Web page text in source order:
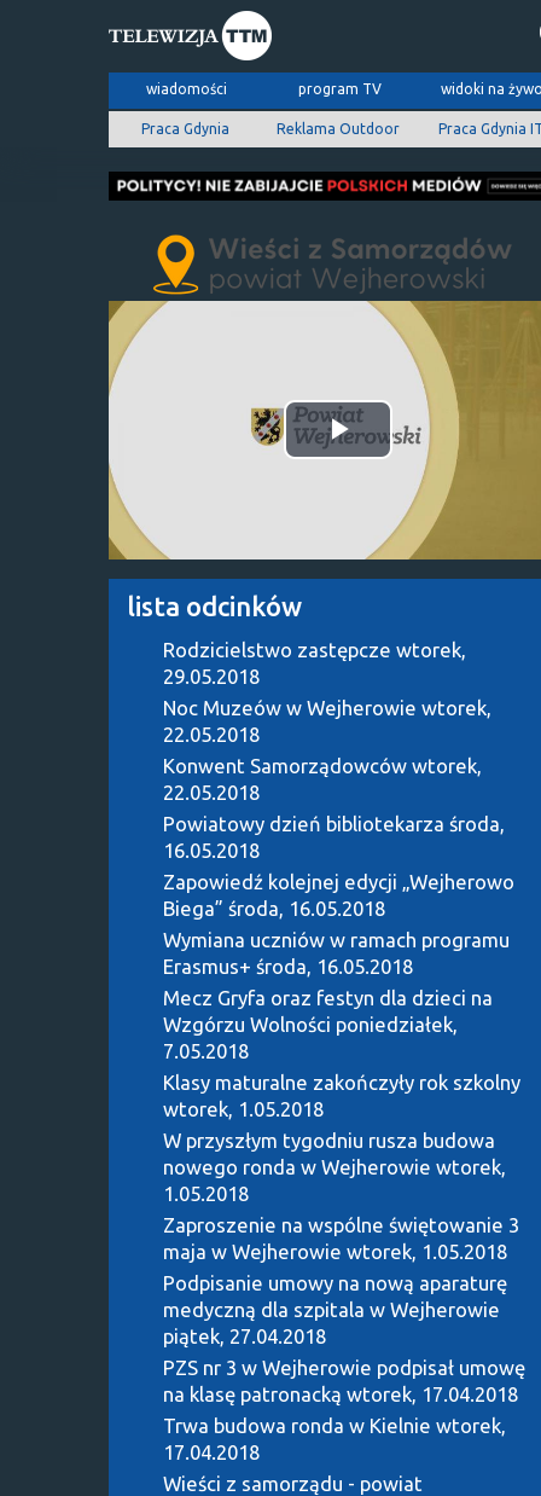
wiadomości program TV widoki na
Praca Gdynia Reklama Outdoor Praca Gdynia
Odtwórz
wideo
lista odcinków
Rodzicielstwo zastępcze wtorek,
29.05.2018
Noc Muzeów w Wejherowie wtorek,
22.05.2018
Konwent Samorządowców wtorek,
22.05.2018
Powiatowy dzień bibliotekarza środa,
16.05.2018
Zapowiedź kolejnej edycji „Wejherowo
Biega” środa, 16.05.2018
Wymiana uczniów w ramach programu
Erasmus+ środa, 16.05.2018
Mecz Gryfa oraz festyn dla dzieci na
Wzgórzu Wolności poniedziałek,
7.05.2018
Klasy maturalne zakończyły rok szkolny
wtorek, 1.05.2018
W przyszłym tygodniu rusza budowa
nowego ronda w Wejherowie wtorek,
1.05.2018
Zaproszenie na wspólne świętowanie 3
maja w Wejherowie wtorek, 1.05.2018
Podpisanie umowy na nową aparaturę
medyczną dla szpitala w Wejherowie
piątek, 27.04.2018
PZS nr 3 w Wejherowie podpisał umowę
na klasę patronacką wtorek, 17.04.2018
Trwa budowa ronda w Kielnie wtorek,
17.04.2018
Wieści z samorządu - powiat